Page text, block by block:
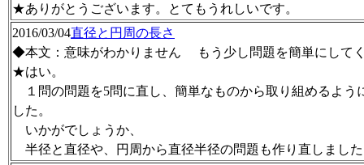
★ありがとうございます。とてもうれしいです。
2016/03/04直径と円周の長さ
◆本文：意味がわかりません もう少し問題を簡単にして
★はい。
１問の問題を5問に直し、簡単なものから取り組めるよう
した。
いかがでしょうか、
半径と直径や、円周から直径半径の問題も作り直しまし